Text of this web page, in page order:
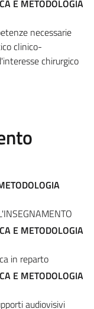
E METODOLOGIA
necessarie
clinico-
chirurgico
E METODOLOGIA
in reparto
E METODOLOGIA
audiovisivi